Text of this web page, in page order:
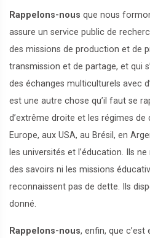
Rappelons-nous que nous
assure un service public de
des missions de production et de
transmission et de partage, et qui
des échanges multiculturels avec
est une autre chose qu’il faut se
d’extrême droite et les régimes de
Europe, aux USA, au Brésil, en
les universités et l’éducation. Ils
des savoirs ni les missions
reconnaissent pas de dette. Ils
donné.
Rappelons-nous, enfin, que c’est